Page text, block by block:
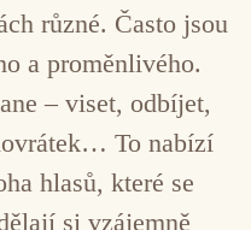
různé. Často jsou
a proměnlivého.
– viset, odbíjet,
To nabízí
hlasů, které se
si vzájemně